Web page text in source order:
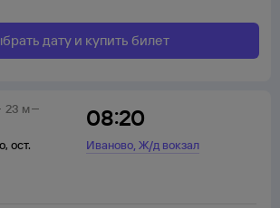
дату и купить билет
, ост.
08:20
Иваново,Ж/д вокзал
23 м